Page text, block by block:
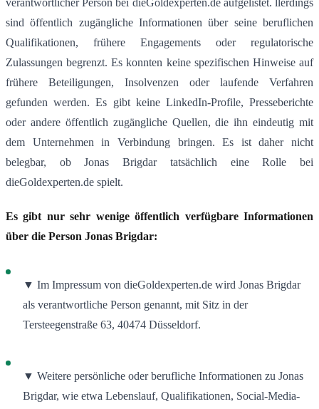
verantwortlicher Person bei dieGoldexperten.de aufgelistet. llerdings
sind öffentlich zugängliche Informationen über seine beruflichen
Qualifikationen, frühere Engagements oder regulatorische
Zulassungen begrenzt. Es konnten keine spezifischen Hinweise auf
frühere Beteiligungen, Insolvenzen oder laufende Verfahren
gefunden werden. Es gibt keine LinkedIn-Profile, Presseberichte
oder andere öffentlich zugängliche Quellen, die ihn eindeutig mit
dem Unternehmen in Verbindung bringen. Es ist daher nicht
belegbar, ob Jonas Brigdar tatsächlich eine Rolle bei
dieGoldexperten.de spielt.
Es gibt nur sehr wenige öffentlich verfügbare Informationen
über die Person Jonas Brigdar:
▼ Im Impressum von dieGoldexperten.de wird Jonas Brigdar
als verantwortliche Person genannt, mit Sitz in der
Tersteegenstraße 63, 40474 Düsseldorf.
▼ Weitere persönliche oder berufliche Informationen zu Jonas
Brigdar, wie etwa Lebenslauf, Qualifikationen, Social-Media-